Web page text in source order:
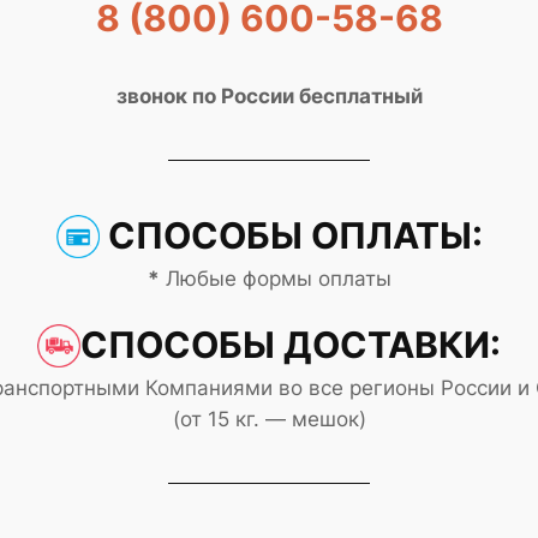
8 (800) 600-58-68
звонок по России бесплатный
СПОСОБЫ ОПЛАТЫ:
* Любые формы оплаты
СПОСОБЫ ДОСТАВКИ:
Компаниями во все регионы России
(от 15 кг. — мешок)